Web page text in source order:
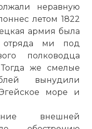
неравную
летом 1822
армия была
отряда ми под
полководца
Тогда же смелые
вынудили
море и
внешней